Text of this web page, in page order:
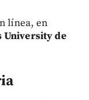
línea, en
University de